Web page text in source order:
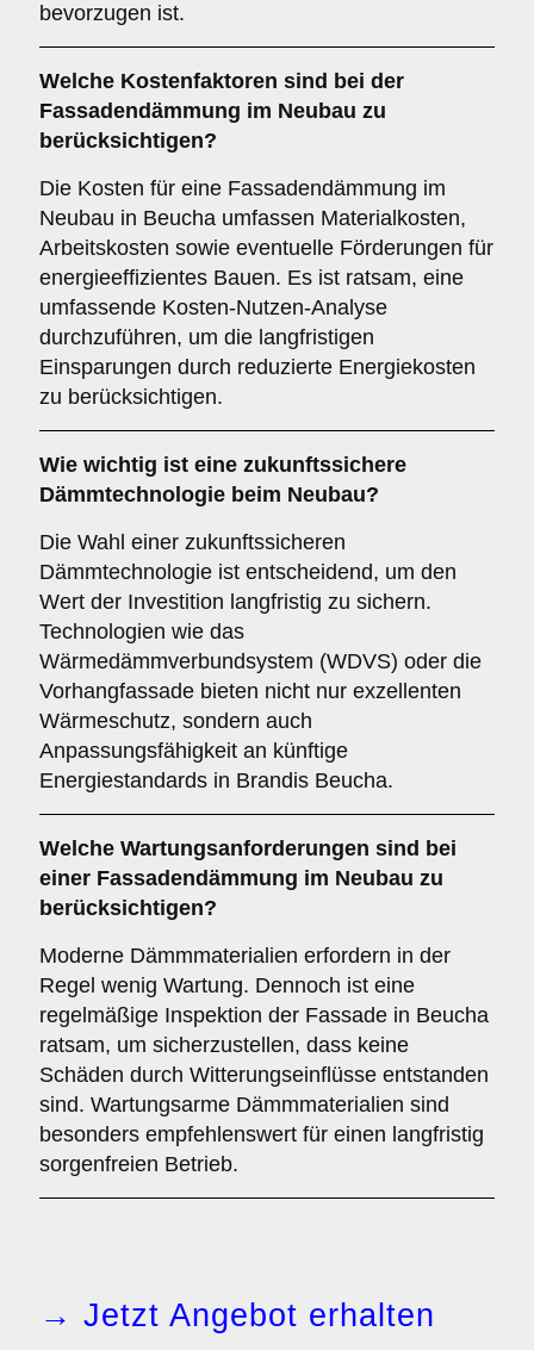
bevorzugen ist.
Welche Kostenfaktoren sind bei der
Fassadendämmung im Neubau zu
berücksichtigen?
Die Kosten für eine Fassadendämmung im
Neubau in Beucha umfassen Materialkosten,
Arbeitskosten sowie eventuelle Förderungen für
energieeffizientes Bauen. Es ist ratsam, eine
umfassende Kosten-Nutzen-Analyse
durchzuführen, um die langfristigen
Einsparungen durch reduzierte Energiekosten
zu berücksichtigen.
Wie wichtig ist eine zukunftssichere
Dämmtechnologie beim Neubau?
Die Wahl einer zukunftssicheren
Dämmtechnologie ist entscheidend, um den
Wert der Investition langfristig zu sichern.
Technologien wie das
Wärmedämmverbundsystem (WDVS) oder die
Vorhangfassade bieten nicht nur exzellenten
Wärmeschutz, sondern auch
Anpassungsfähigkeit an künftige
Energiestandards in Brandis Beucha.
Welche Wartungsanforderungen sind bei
einer Fassadendämmung im Neubau zu
berücksichtigen?
Moderne Dämmmaterialien erfordern in der
Regel wenig Wartung. Dennoch ist eine
regelmäßige Inspektion der Fassade in Beucha
ratsam, um sicherzustellen, dass keine
Schäden durch Witterungseinflüsse entstanden
sind. Wartungsarme Dämmmaterialien sind
besonders empfehlenswert für einen langfristig
sorgenfreien Betrieb.
→ Jetzt Angebot erhalten